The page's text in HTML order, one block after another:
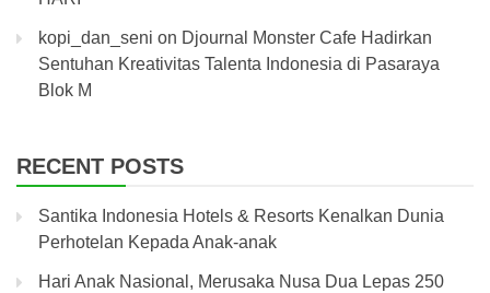
kopi_dan_seni on Djournal Monster Cafe Hadirkan
Sentuhan Kreativitas Talenta Indonesia di Pasaraya
Blok M
RECENT POSTS
Santika Indonesia Hotels & Resorts Kenalkan Dunia
Perhotelan Kepada Anak-anak
Hari Anak Nasional, Merusaka Nusa Dua Lepas 250